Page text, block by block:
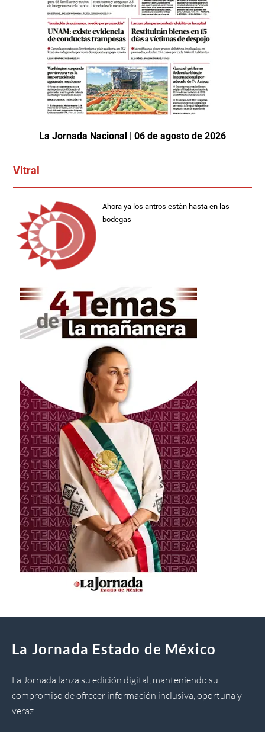
La Jornada Nacional | 06 de agosto de 2026
Vitral
Ahora ya los antros estàn hasta en las
bodegas
La Jornada Estado de México
La Jornada lanza su edición digital, manteniendo su
compromiso de ofrecer información inclusiva, oportuna y
veraz.